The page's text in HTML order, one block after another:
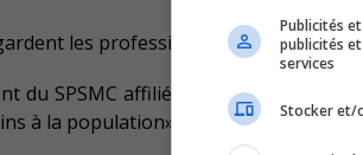
les professionnelles en soins
du SPSMC affilié à la FIQ,: « les
à la population».
Publicités
publicités
services
Stocker et/